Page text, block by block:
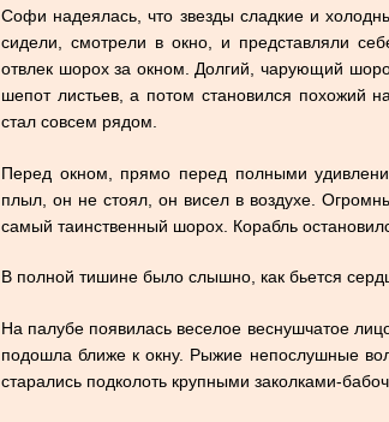
Софи надеялась, что звезды сладкие и
сидели, смотрели в окно, и представляли
отвлек шорох за окном. Долгий, чарующий
шепот листьев, а потом становился похожий
стал совсем рядом.
Перед окном, прямо перед полными
плыл, он не стоял, он висел в воздухе.
самый таинственный шорох. Корабль
В полной тишине было слышно, как бьется
На палубе появилась веселое веснушчатое
подошла ближе к окну. Рыжие непослушные
старались подколоть крупными заколками-